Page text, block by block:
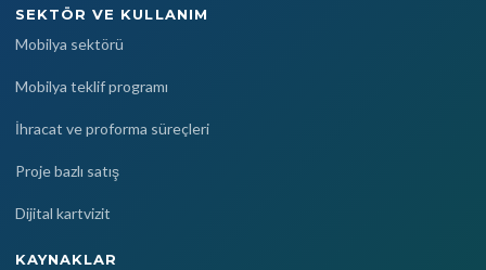
SEKTÖR VE KULLANIM
Mobilya sektörü
Mobilya teklif programı
İhracat ve proforma süreçleri
Proje bazlı satış
Dijital kartvizit
KAYNAKLAR